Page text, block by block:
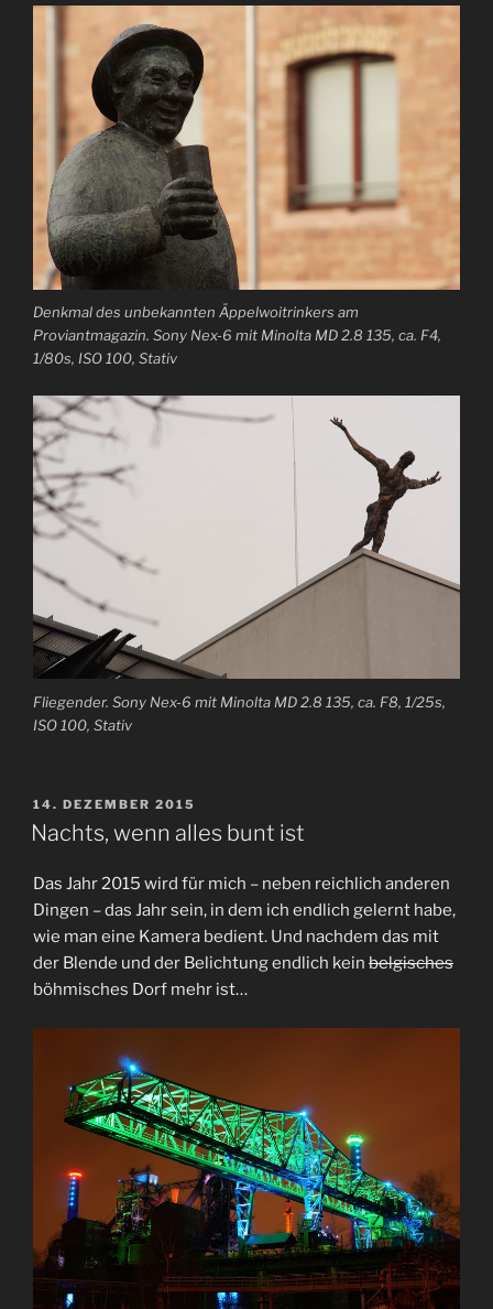
Denkmal des unbekannten Äppelwoitrinkers am
Proviantmagazin. Sony Nex-6 mit Minolta MD 2.8 135, ca. F4,
1/80s, ISO 100, Stativ
Fliegender. Sony Nex-6 mit Minolta MD 2.8 135, ca. F8, 1/25s,
ISO 100, Stativ
VERÖFFENTLICHT
AM
14. DEZEMBER 2015
Nachts, wenn alles bunt ist
Das Jahr 2015 wird für mich – neben reichlich anderen
Dingen – das Jahr sein, in dem ich endlich gelernt habe,
wie man eine Kamera bedient. Und nachdem das mit
der Blende und der Belichtung endlich kein belgisches
böhmisches Dorf mehr ist…